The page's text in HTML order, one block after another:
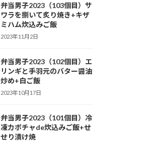
弁当男子2023（103個目）サ
ワラを捌いて炙り焼き+キザ
ミハム炊込みご飯
2023年11月2日
弁当男子2023（102個目）エ
リンギと手羽元のバター醤油
炒め+白ご飯
2023年10月17日
弁当男子2023（101個目）冷
凍カボチャde炊込みご飯+せ
せり漬け焼